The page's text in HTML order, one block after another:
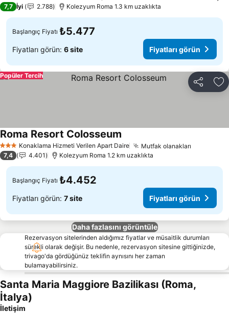
7,7 İyi 2.788 Kolezyum Roma 1.3 km uzaklıkta
Başlangıç Fiyatı ₺5.477
Fiyatları görün: 6 site Fiyatları görün
Paylaş
Popüler Tercih
3 YıldızKonaklama Hizmeti Verilen Apart Daire Mutfak olanakları
Roma Resort Colosseum
7,4 4.401 Kolezyum Roma 1.2 km uzaklıkta
Başlangıç Fiyatı ₺4.452
Fiyatları görün: 7 site Fiyatları görün
Daha fazlasını görüntüle
Rezervasyon sitelerinden aldığımız fiyatlar ve müsaitlik durumları
sürekli olarak değişir. Bu nedenle, rezervasyon sitesine gittiğinizde,
trivago'da gördüğünüz teklifin aynısını her zaman
bulamayabilirsiniz.
Santa Maria Maggiore Bazilikası (Roma,
İtalya)
İletişim